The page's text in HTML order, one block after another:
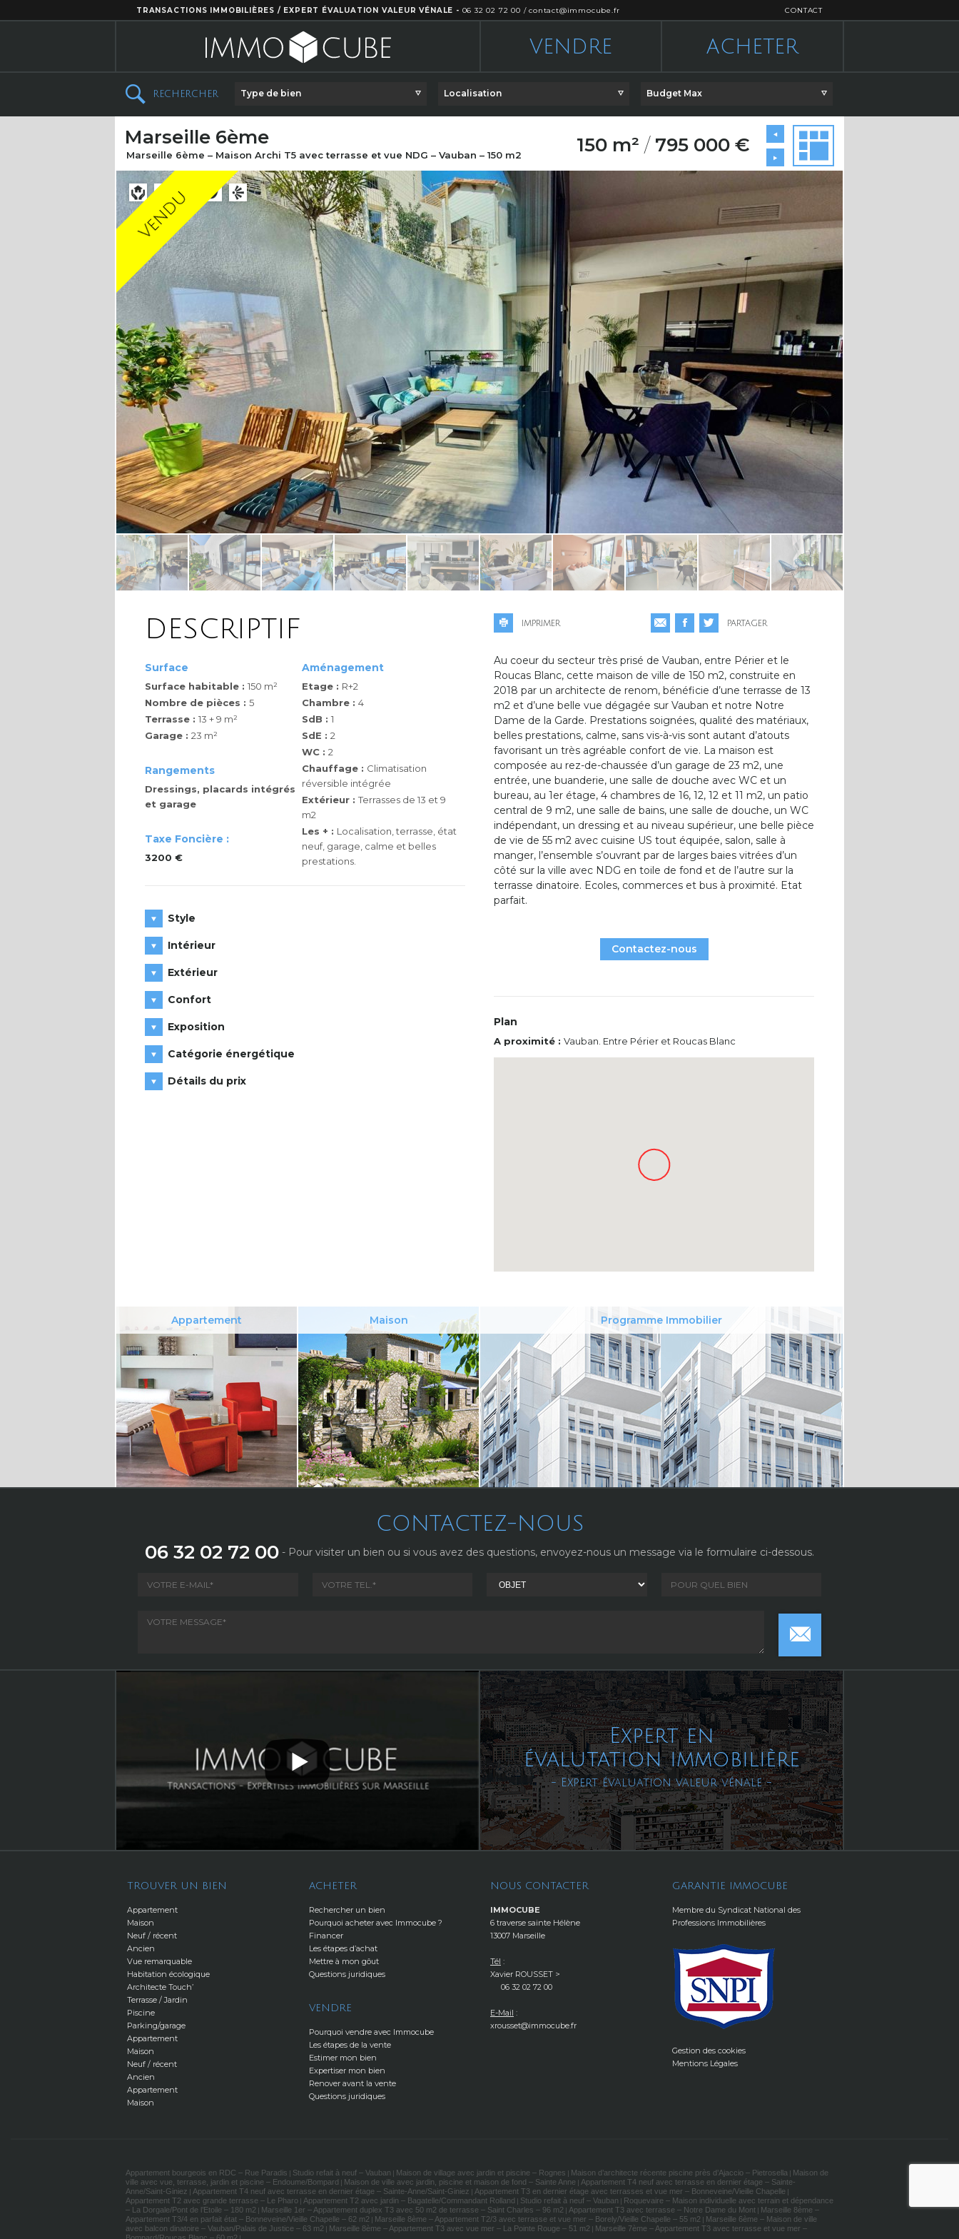
TRANSACTIONS IMMOBILIÈRES / EXPERT ÉVALUATION VALEUR VÉNALE - 06 32 02 72 00 / contact@immocube.fr CONTACT
VENDRE ACHETER
Type de bien Localisation Budget Max
RECHERCHER
Marseille 6ème
Marseille 6ème – Maison Archi T5 avec terrasse et vue NDG – Vauban – 150 m2 150 m² / 795 000 €
Vendu
DESCRIPTIF
Surface
Surface habitable : 150 m²
Nombre de pièces : 5
Terrasse : 13 + 9 m²
Garage : 23 m²
Rangements
Dressings, placards intégrés
et garage
Taxe Foncière :
3200 €
Aménagement
Etage : R+2
Chambre : 4
SdB : 1
SdE : 2
WC : 2
Chauffage : Climatisation
réversible intégrée
Extérieur :Terrasses de 13 et 9
m2
Les + : Localisation, terrasse, état
neuf, garage, calme et belles
prestations.
Style
Intérieur
Extérieur
Confort
Exposition
Catégorie énergétique
Détails du prix
IMPRIMER PARTAGER
Au coeur du secteur très prisé de Vauban, entre Périer et le
Roucas Blanc, cette maison de ville de 150 m2, construite en
2018 par un architecte de renom, bénéficie d’une terrasse de 13
m2 et d’une belle vue dégagée sur Vauban et notre Notre
Dame de la Garde. Prestations soignées, qualité des matériaux,
belles prestations, calme, sans vis-à-vis sont autant d’atouts
favorisant un très agréable confort de vie. La maison est
composée au rez-de-chaussée d’un garage de 23 m2, une
entrée, une buanderie, une salle de douche avec WC et un
bureau, au 1er étage, 4 chambres de 16, 12, 12 et 11 m2, un patio
central de 9 m2, une salle de bains, une salle de douche, un WC
indépendant, un dressing et au niveau supérieur, une belle pièce
de vie de 55 m2 avec cuisine US tout équipée, salon, salle à
manger, l’ensemble s’ouvrant par de larges baies vitrées d’un
côté sur la ville avec NDG en toile de fond et de l’autre sur la
terrasse dinatoire. Ecoles, commerces et bus à proximité. Etat
parfait.
Contactez-nous
Plan
A proximité : Vauban. Entre Périer et Roucas Blanc
Appartement Maison Programme Immobilier
CONTACTEZ-NOUS
06 32 02 72 00 - Pour visiter un bien ou si vous avez des questions, envoyez-nous un message via le formulaire ci-dessous.
Expert en
évalutation immobilière
- Expert évaluation valeur vénale -
TROUVER UN BIEN
Appartement
Maison
Neuf / récent
Ancien
Vue remarquable
Habitation écologique
Architecte Touch’
Terrasse / Jardin
Piscine
Parking/garage
Appartement
Maison
Neuf / récent
Ancien
Appartement
Maison
ACHETER
Rechercher un bien
Pourquoi acheter avec Immocube ?
Financer
Les étapes d’achat
Mettre à mon gôut
Questions juridiques
VENDRE
Pourquoi vendre avec Immocube
Les étapes de la vente
Estimer mon bien
Expertiser mon bien
Renover avant la vente
Questions juridiques
NOUS CONTACTER
IMMOCUBE
6 traverse sainte Hélène
13007 Marseille
Tél :
Xavier ROUSSET >
06 32 02 72 00
E-Mail :
xrousset@immocube.fr
GARANTIE IMMOCUBE
Membre du Syndicat National des
Professions Immobilières
Gestion des cookies
Mentions Légales
Appartement bourgeois en RDC – Rue Paradis | Studio refait à neuf – Vauban | Maison de village avec jardin et piscine – Rognes | Maison d’architecte récente piscine près d’Ajaccio – Pietrosella | Maison de
ville avec vue, terrasse, jardin et piscine – Endoume/Bompard | Maison de ville avec jardin, piscine et maison de fond – Sainte Anne | Appartement T4 neuf avec terrasse en dernier étage – Sainte-
Anne/Saint-Giniez | Appartement T4 neuf avec terrasse en dernier étage – Sainte-Anne/Saint-Giniez | Appartement T3 en dernier étage avec terrasses et vue mer – Bonneveine/Vieille Chapelle |
Appartement T2 avec grande terrasse – Le Pharo | Appartement T2 avec jardin – Bagatelle/Commandant Rolland | Studio refait à neuf – Vauban | Roquevaire – Maison individuelle avec terrain et dépendance
– La Dorgale/Pont de l’Etoile – 180 m2 | Marseille 1er – Appartement duplex T3 avec 50 m2 de terrasse – Saint Charles – 96 m2 | Appartement T3 avec terrasse – Notre Dame du Mont | Marseille 8ème –
Appartement T3/4 en parfait état – Bonneveine/Vieille Chapelle – 62 m2 | Marseille 8ème – Appartement T2/3 avec terrasse et vue mer – Borely/Vieille Chapelle – 55 m2 | Marseille 6ème – Maison de ville
avec balcon dinatoire – Vauban/Palais de Justice – 63 m2 | Marseille 8ème – Appartement T3 avec vue mer – La Pointe Rouge – 51 m2 | Marseille 7ème – Appartement T3 avec terrasse et vue mer –